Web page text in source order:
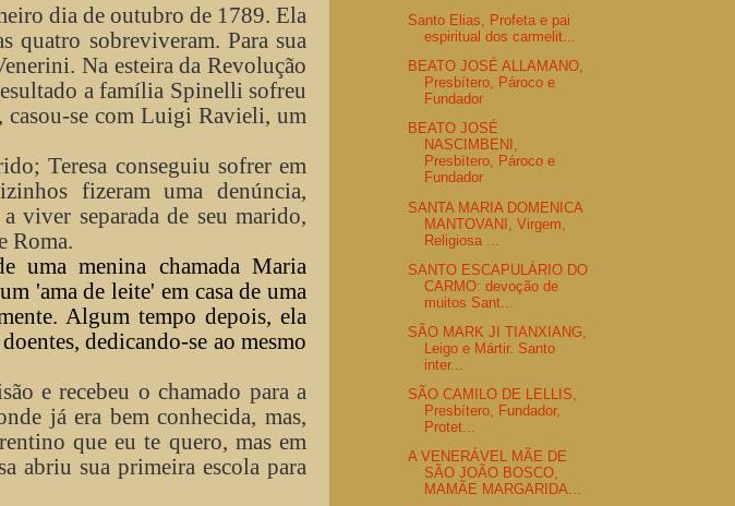
dia de outubro de 1789. Ela
quatro sobreviveram. Para sua
Na esteira da Revolução
a família Spinelli sofreu
casou-se com Luigi Ravieli, um
Teresa conseguiu sofrer em
fizeram uma denúncia,
viver separada de seu marido,
Roma.
uma menina chamada Maria
'ama de leite' em casa de uma
Algum tempo depois, ela
dedicando-se ao mesmo
e recebeu o chamado para a
já era bem conhecida, mas,
que eu te quero, mas em
abriu sua primeira escola para
Santo Elias, Profeta e pai
espiritual dos carmelit...
BEATO JOSÉ ALLAMANO,
Presbítero, Pároco e
Fundador
BEATO JOSÉ
NASCIMBENI,
Presbítero, Pároco e
Fundador
SANTA MARIA DOMENICA
MANTOVANI, Virgem,
Religiosa ...
SANTO ESCAPULÁRIO DO
CARMO: devoção de
muitos Sant...
SÃO MARK JI TIANXIANG,
Leigo e Mártir. Santo
inter...
SÃO CAMILO DE LELLIS,
Presbítero, Fundador,
Protet...
A VENERÁVEL MÃE DE
SÃO JOÃO BOSCO,
MAMÃE MARGARIDA...